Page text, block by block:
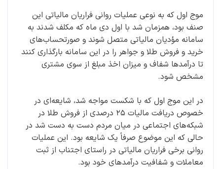
موج اول که به نوعی عملیات روانی فراریان مالیاتی این
صنف بود، همزمان شد با اول دی ماه که مکلف شدند به
سامانه مؤدیان مالیاتی متصل شوند و صورتحساب‌های
خرید و فروش طلا و جواهر را در این سامانه بارگذاری کنند
تا درآمدها شفاف و میزان اخذ مبلغ از سوی مشتری
مشخص شود.
در این موج اول که با شکست مواجه شد، شایعه‌ای در
خصوص دریافت مالیات ۲۵ درصدی از فروش طلا در
شبکه‌های اجتماعی در میان مردم دست به دست شد در
حالی که این موضوع صرفاً یک شایعه بود. این عملیات
روانی برخی فراریان مالیاتی در راستای اجتناب از ثبت
معاملات و شفافیت درآمدهای خود بود.